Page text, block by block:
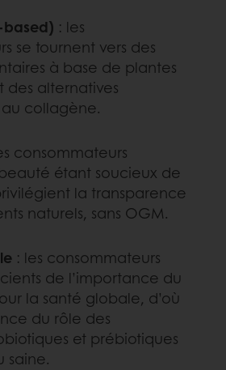
: les
se tournent vers des
à base de plantes
alternatives
collagène.
consommateurs
étant soucieux de
la transparence
naturels, sans OGM.
: les consommateurs
de l’importance du
la santé globale, d’où
du rôle des
et prébiotiques
saine.